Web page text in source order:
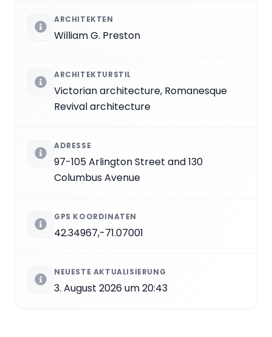
ARCHITEKTEN
William G. Preston
ARCHITEKTURSTIL
Victorian architecture, Romanesque
Revival architecture
ADRESSE
97-105 Arlington Street and 130
Columbus Avenue
GPS KOORDINATEN
42.34967,-71.07001
NEUESTE AKTUALISIERUNG
3. August 2026 um 20:43